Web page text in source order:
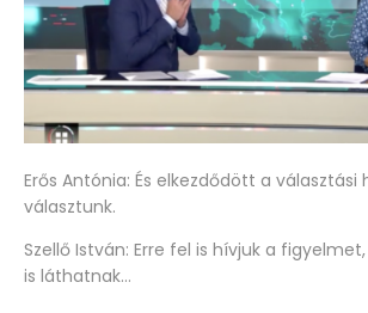
Erős Antónia: És elkezdődött a választási
választunk.
Szellő István: Erre fel is hívjuk a
is láthatnak…